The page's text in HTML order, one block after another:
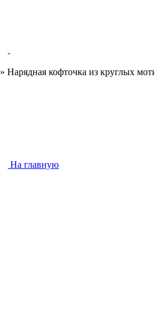
» Нарядная кофточка из круглых
На главную